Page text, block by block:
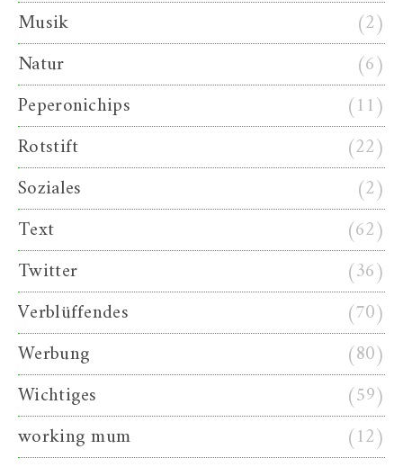
Musik
(2)
Natur
(6)
Peperonichips
(11)
Rotstift
(22)
Soziales
(2)
Text
(62)
Twitter
(36)
Verblüffendes
(70)
Werbung
(80)
Wichtiges
(59)
working mum
(12)